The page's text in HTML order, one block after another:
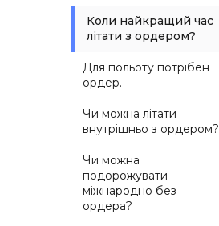
Коли найкращий час
літати з ордером?
Для польоту потрібен
ордер.
Чи можна літати
внутрішньо з ордером?
Чи можна
подорожувати
міжнародно без
ордера?